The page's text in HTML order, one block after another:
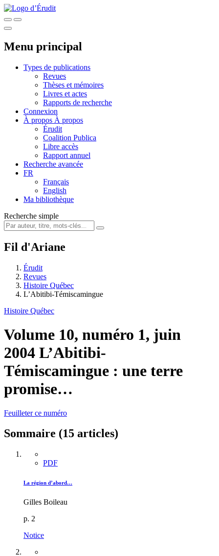
Menu principal
Types de publications
Revues
Thèses et mémoires
Livres et actes
Rapports de recherche
Connexion
À propos À propos
Érudit
Coalition Publica
Libre accès
Rapport annuel
Recherche avancée
FR
Français
English
Ma bibliothèque
Recherche simple
Fil d'Ariane
Érudit
Revues
Histoire Québec
L’Abitibi-Témiscamingue
Histoire Québec
Volume 10, numéro 1, juin
2004 L’Abitibi-
Témiscamingue : une terre
promise…
Feuilleter ce numéro
Sommaire (15 articles)
PDF
La région d’abord…
Gilles Boileau
p. 2
Notice